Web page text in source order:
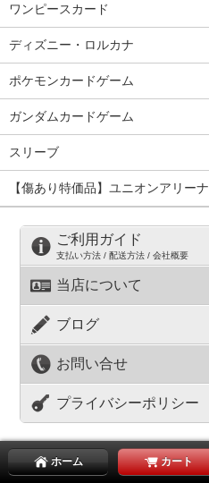
ワンピースカード
ディズニー・ロルカナ
ポケモンカードゲーム
ガンダムカードゲーム
スリーブ
【傷あり特価品】ユニオンアリーナ
ご利用ガイド
支払い方法 / 配送方法 / 会社概要
当店について
ブログ
お問い合せ
プライバシーポリシー
ホーム カート